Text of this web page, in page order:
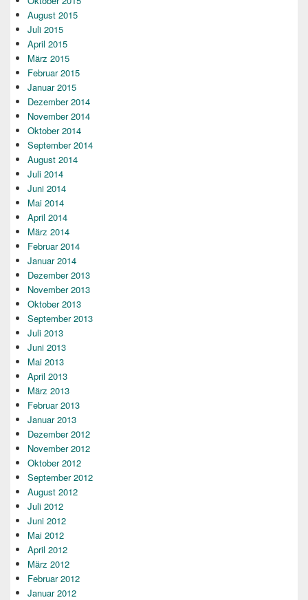
August 2015
Juli 2015
April 2015
März 2015
Februar 2015
Januar 2015
Dezember 2014
November 2014
Oktober 2014
September 2014
August 2014
Juli 2014
Juni 2014
Mai 2014
April 2014
März 2014
Februar 2014
Januar 2014
Dezember 2013
November 2013
Oktober 2013
September 2013
Juli 2013
Juni 2013
Mai 2013
April 2013
März 2013
Februar 2013
Januar 2013
Dezember 2012
November 2012
Oktober 2012
September 2012
August 2012
Juli 2012
Juni 2012
Mai 2012
April 2012
März 2012
Februar 2012
Januar 2012